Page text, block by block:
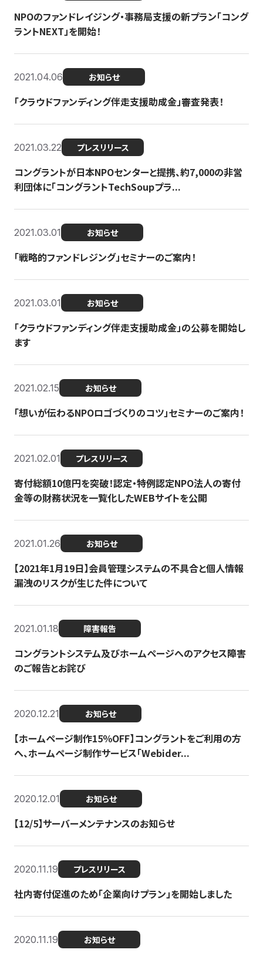
NPOのファンドレイジング・事務局支援の新プラン「コング
ラントNEXT」を開始！
2021.04.06 お知らせ
「クラウドファンディング伴走支援助成金」審査発表！
2021.03.22 プレスリリース
コングラントが日本NPOセンターと提携、約7,000の非営
利団体に「コングラントTechSoupプラ...
2021.03.01 お知らせ
「戦略的ファンドレジング」セミナーのご案内！
2021.03.01 お知らせ
「クラウドファンディング伴走支援助成金」の公募を開始し
ます
2021.02.15 お知らせ
「想いが伝わるNPOロゴづくりのコツ」セミナーのご案内！
2021.02.01 プレスリリース
寄付総額10億円を突破！認定・特例認定NPO法人の寄付
金等の財務状況を一覧化したWEBサイトを公開
2021.01.26 お知らせ
【2021年1月19日】会員管理システムの不具合と個人情報
漏洩のリスクが生じた件について
2021.01.18 障害報告
コングラントシステム及びホームページへのアクセス障害
のご報告とお詫び
2020.12.21 お知らせ
【ホームページ制作15％OFF】コングラントをご利用の方
へ、ホームページ制作サービス「Webider...
2020.12.01 お知らせ
【12/5】サーバーメンテナンスのお知らせ
2020.11.19 プレスリリース
社内寄付促進のため「企業向けプラン」を開始しました
2020.11.19 お知らせ